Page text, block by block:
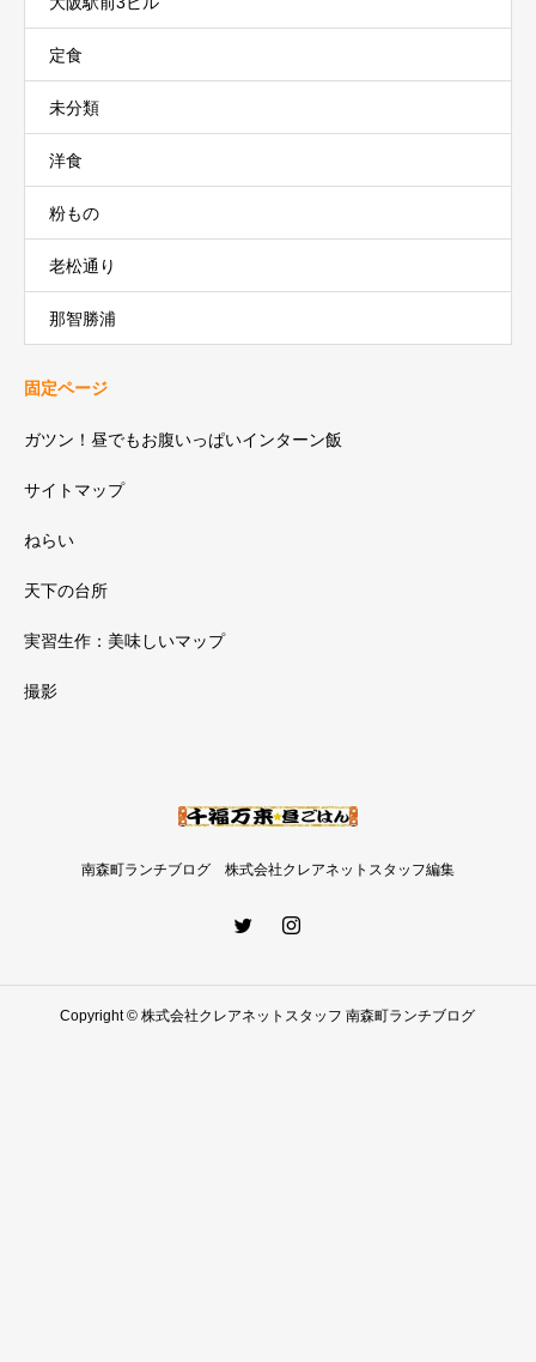
定食
未分類
洋食
粉もの
老松通り
那智勝浦
固定ページ
ガツン！昼でもお腹いっぱいインターン飯
サイトマップ
ねらい
天下の台所
実習生作：美味しいマップ
撮影
南森町ランチブログ 株式会社クレアネットスタッフ編集
Copyright © 株式会社クレアネットスタッフ 南森町ランチブログ